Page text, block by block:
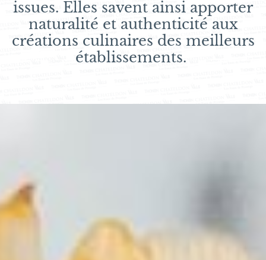
issues. Elles savent ainsi apporter
naturalité et authenticité aux
créations culinaires des meilleurs
établissements.